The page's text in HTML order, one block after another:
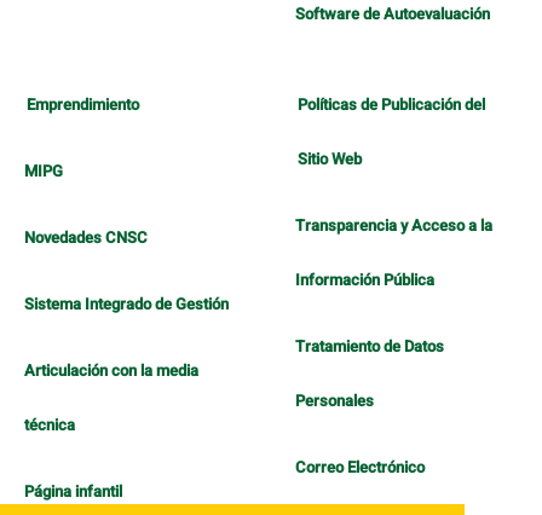
Software de Autoevaluación
Emprendimiento
MIPG
Novedades CNSC
Sistema Integrado de Gestión
Articulación con la media
técnica
Página infantil
Políticas de Publicación del
Sitio Web
Transparencia y Acceso a la
Información Pública
Tratamiento de Datos
Personales
Correo Electrónico